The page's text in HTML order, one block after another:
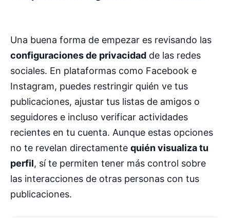
Una buena forma de empezar es revisando las
configuraciones de privacidad de las redes
sociales. En plataformas como Facebook e
Instagram, puedes restringir quién ve tus
publicaciones, ajustar tus listas de amigos o
seguidores e incluso verificar actividades
recientes en tu cuenta. Aunque estas opciones
no te revelan directamente quién visualiza tu
perfil, sí te permiten tener más control sobre
las interacciones de otras personas con tus
publicaciones.